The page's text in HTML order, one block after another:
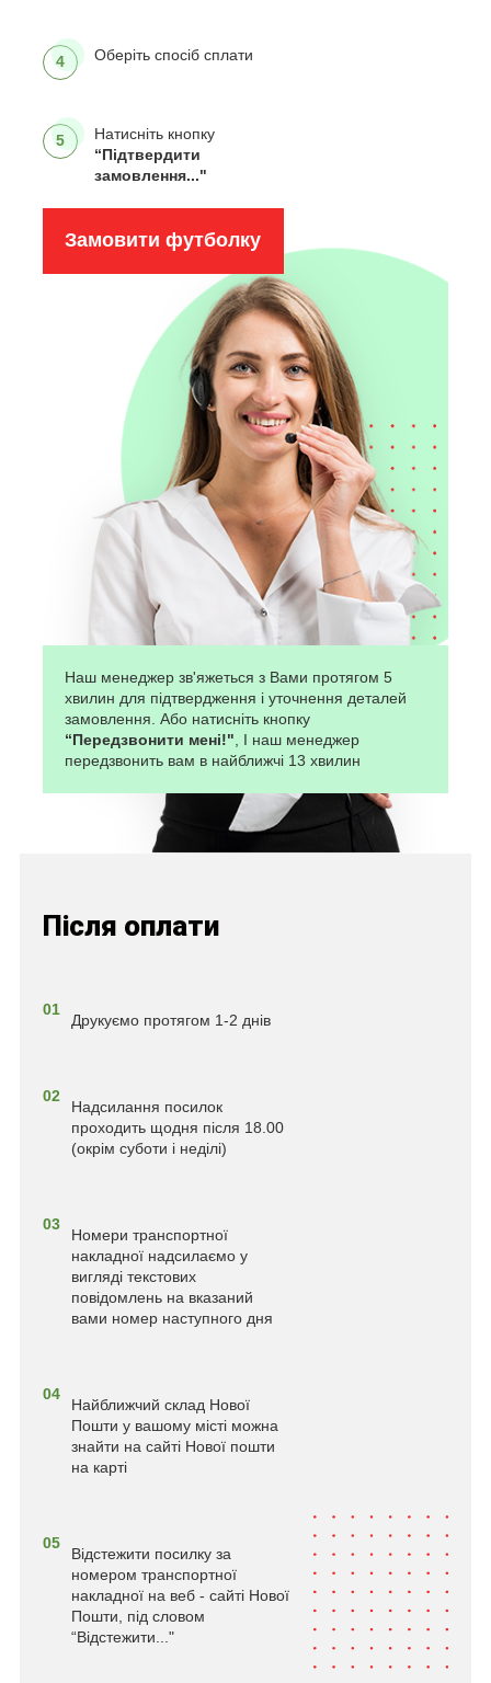
4 Оберіть спосіб сплати
5
Натисніть кнопку
“Підтвердити
замовлення..."
Замовити футболку
Наш менеджер зв'яжеться з Вами протягом 5
хвилин для підтвердження і уточнення деталей
замовлення. Або натисніть кнопку
“Передзвонити мені!", І наш менеджер
передзвонить вам в найближчі 13 хвилин
Після оплати
01
Друкуємо протягом 1-2 днів
02
Надсилання посилок
проходить щодня після 18.00
(окрім суботи і неділі)
03
Номери транспортної
накладної надсилаємо у
вигляді текстових
повідомлень на вказаний
вами номер наступного дня
04
Найближчий склад Нової
Пошти у вашому місті можна
знайти на сайті Нової пошти
на карті
05
Відстежити посилку за
номером транспортної
накладної на веб - сайті Нової
Пошти, під словом
“Відстежити..."